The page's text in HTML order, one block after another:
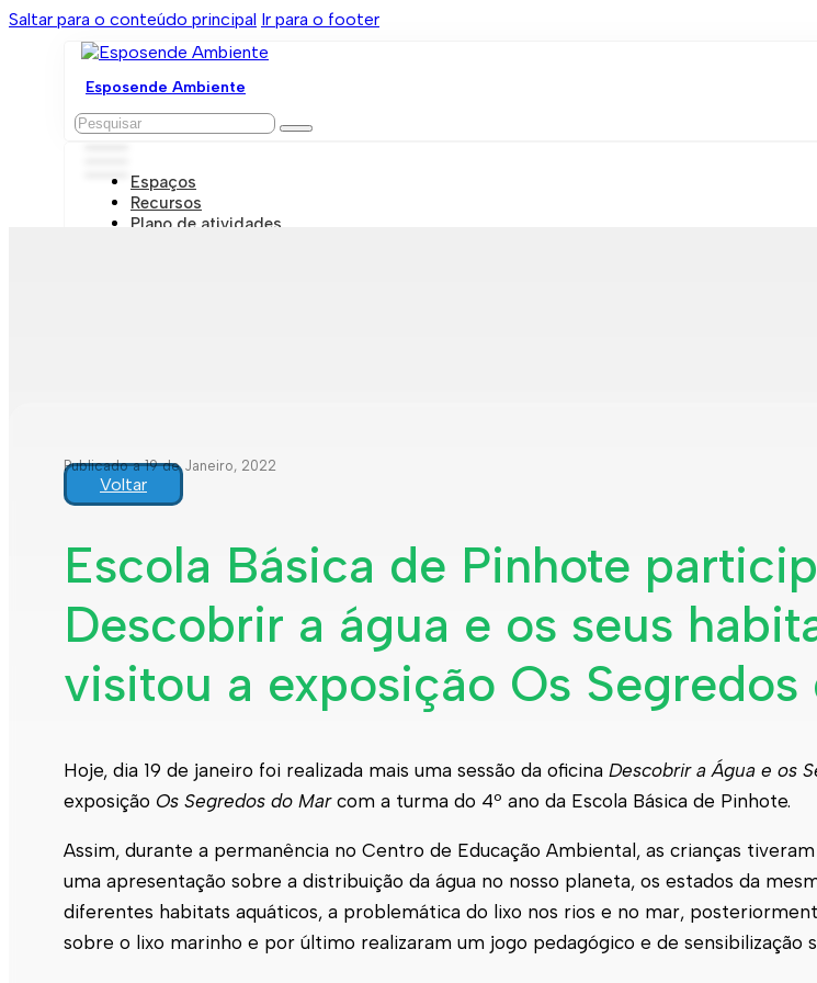
Saltar para o conteúdo principal Ir para o footer
Esposende Ambiente
Pesquisar
Espaços
Recursos
Plano de atividades
Publicado a 19 de Janeiro, 2022
Voltar
Escola Básica de Pinhote
Descobrir a água e os seus
visitou a exposição Os Segredos
Hoje, dia 19 de janeiro foi realizada mais uma sessão da oficina Descobrir a Água e os
exposição Os Segredos do Marcom a turma do 4º ano da Escola Básica de Pinhote.
Assim, durante a permanência no Centro de Educação Ambiental, as crianças
uma apresentação sobre a distribuição da água no nosso planeta, os estados da
diferentes habitats aquáticos, a problemática do lixo nos rios e no mar,
sobre o lixo marinho e por último realizaram um jogo pedagógico e de sensibilização